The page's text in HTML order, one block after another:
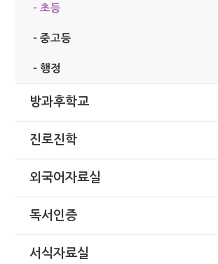
- 초등
- 중고등
- 행정
방과후학교
진로진학
외국어자료실
독서인증
서식자료실